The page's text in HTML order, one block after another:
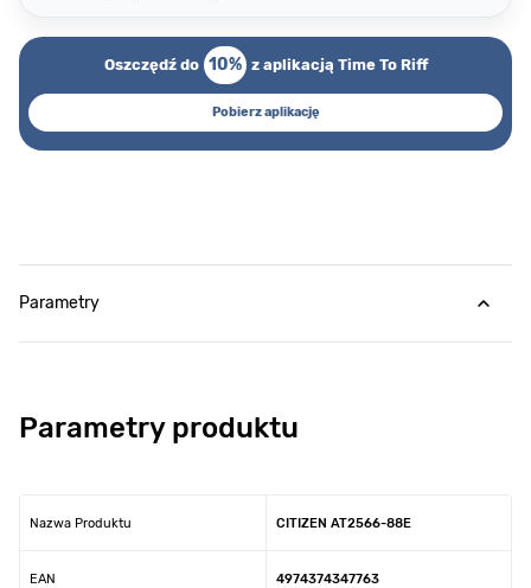
Oszczędź do 10% z aplikacją Time To Riff
Pobierz aplikację
Parametry
Parametry produktu
Nazwa Produktu CITIZEN AT2566-88E
EAN 4974374347763